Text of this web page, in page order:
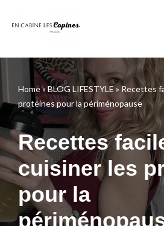
contenu
Home»BLOG LIFESTYLE » Recettes
protéines pour la périménopause
Recettes
cuisiner les
pour la